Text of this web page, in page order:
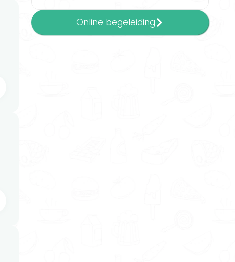
Gezonde leefstijl
Hart- en vaatziekten
Online begeleiding